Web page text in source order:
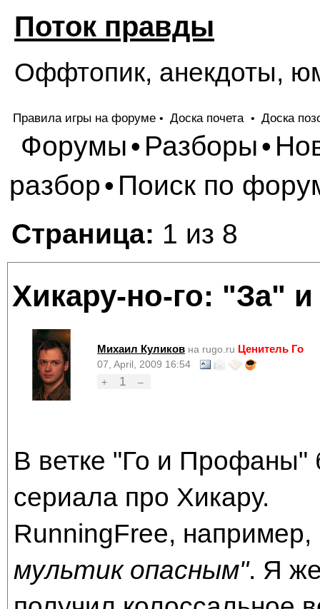
Поток правды
Оффтопик, анекдоты,
Правила игры на форуме • Доска почета • Доска
Форумы• Разборы•
разбор• Поиск по
Страница: 1 из 8
Хикару-но-го: "За"
Михаил Куликов на rugo.ru Ценитель Го
07, April, 2009 16:54
+
1 –
В ветке "Го и Профаны"
сериала про Хикару.
RunningFree, например,
мультик опасным". Я